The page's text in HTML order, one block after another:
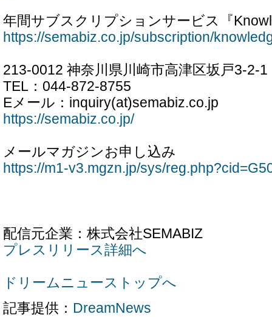
年間サブスクリプションサービス『
https://semabiz.co.jp/subscription/
213-0012 神奈川県川崎市高津区坂戸3-2-
TEL：044-872-8755
Eメール：inquiry(at)semabiz.co.jp
https://semabiz.co.jp/
メールマガジンお申し込み
https://m1-v3.mgzn.jp/sys/
配信元企業：株式会社SEMABIZ
プレスリリース詳細へ
ドリームニューストップへ
記事提供： DreamNews